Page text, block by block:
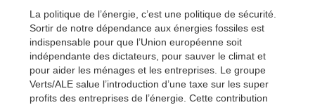
La politique de l’énergie, c’est une politique de sécurité.
Sortir de notre dépendance aux énergies fossiles est
indispensable pour que l’Union européenne soit
indépendante des dictateurs, pour sauver le climat et
pour aider les ménages et les entreprises. Le groupe
Verts/ALE salue l’introduction d’une taxe sur les super
profits des entreprises de l’énergie. Cette contribution